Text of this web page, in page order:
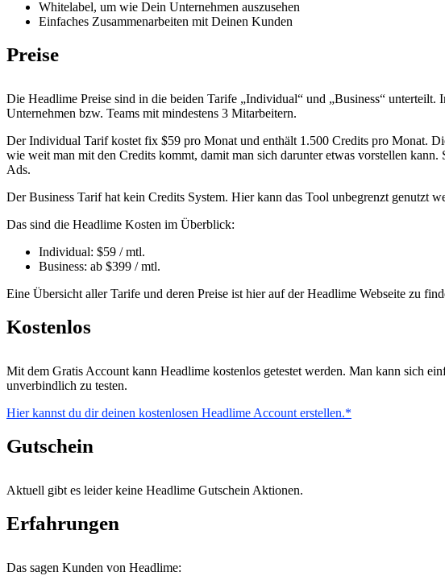
Whitelabel, um wie Dein Unternehmen auszusehen
Einfaches Zusammenarbeiten mit Deinen Kunden
Preise
Die Headlime Preise sind in die beiden Tarife „Individual“ und „Business“
Unternehmen bzw. Teams mit mindestens 3 Mitarbeitern.
Der Individual Tarif kostet fix $59 pro Monat und enthält 1.500 Credits pro Monat.
wie weit man mit den Credits kommt, damit man sich darunter etwas vorstellen
Ads.
Der Business Tarif hat kein Credits System. Hier kann das Tool unbegrenzt genutzt
Das sind die Headlime Kosten im Überblick:
Individual: $59 / mtl.
Business: ab $399 / mtl.
Eine Übersicht aller Tarife und deren Preise ist hier auf der Headlime Webseite zu
Kostenlos
Mit dem Gratis Account kann Headlime kostenlos getestet werden. Man kann sich
unverbindlich zu testen.
Hier kannst du dir deinen kostenlosen Headlime Account erstellen.
Gutschein
Aktuell gibt es leider keine Headlime Gutschein Aktionen.
Erfahrungen
Das sagen Kunden von Headlime: